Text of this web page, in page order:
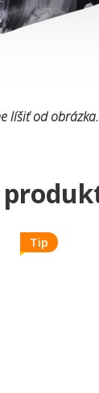
Tip
líšiť od obrázka.